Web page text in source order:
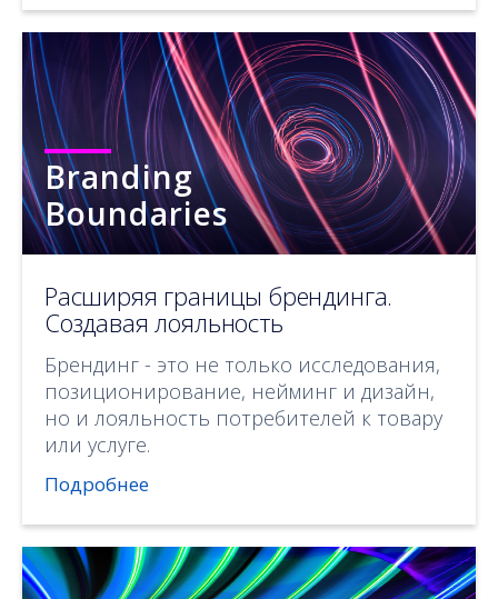
Branding
Boundaries
Расширяя границы брендинга.
Создавая лояльность
Брендинг - это не только исследования,
позиционирование, нейминг и дизайн,
но и лояльность потребителей к товару
или услуге.
Подробнее